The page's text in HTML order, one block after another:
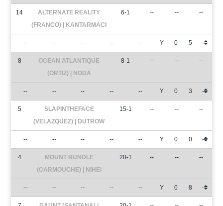
14
ALTERNATE REALITY
(FRANCO) | KANTARMACI
6-1 -- -- --
-- -- -- -- -- Y 0 5 -
8
OCEAN ATLANTIQUE
(ORTIZ) | NODA
8-1 -- -- --
-- -- -- -- -- Y 0 3 -
5
SLAPINTHEFACE
(VELAZQUEZ) | DUTROW
15-1 -- -- --
-- -- -- -- -- Y 0 0 -
4
MOUNT RUNDLE
(CARMOUCHE) | NIHEI
20-1 -- -- --
-- -- -- -- -- Y 0 8 -